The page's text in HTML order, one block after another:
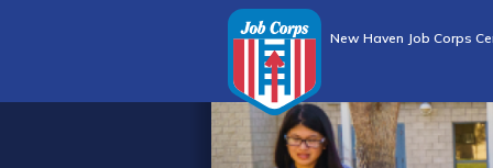
New Haven Job Corps